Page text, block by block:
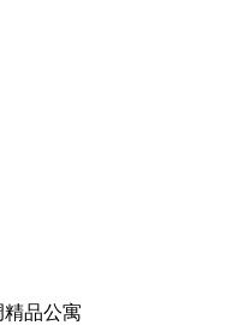
精品公寓